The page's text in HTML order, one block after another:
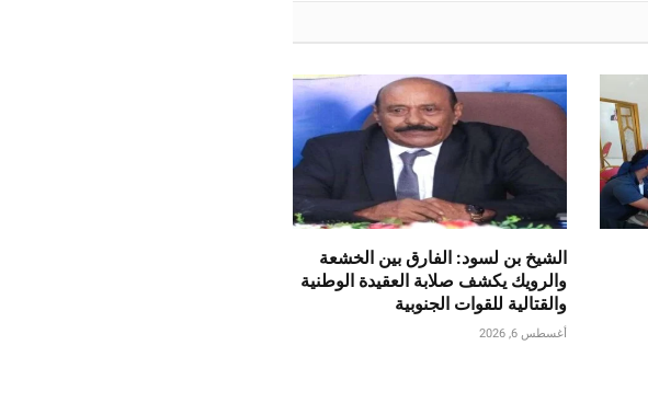
الشيخ بن لسود: الفارق بين الخشعة
والرويك يكشف صلابة العقيدة الوطنية
والقتالية للقوات الجنوبية
أغسطس 6, 2026